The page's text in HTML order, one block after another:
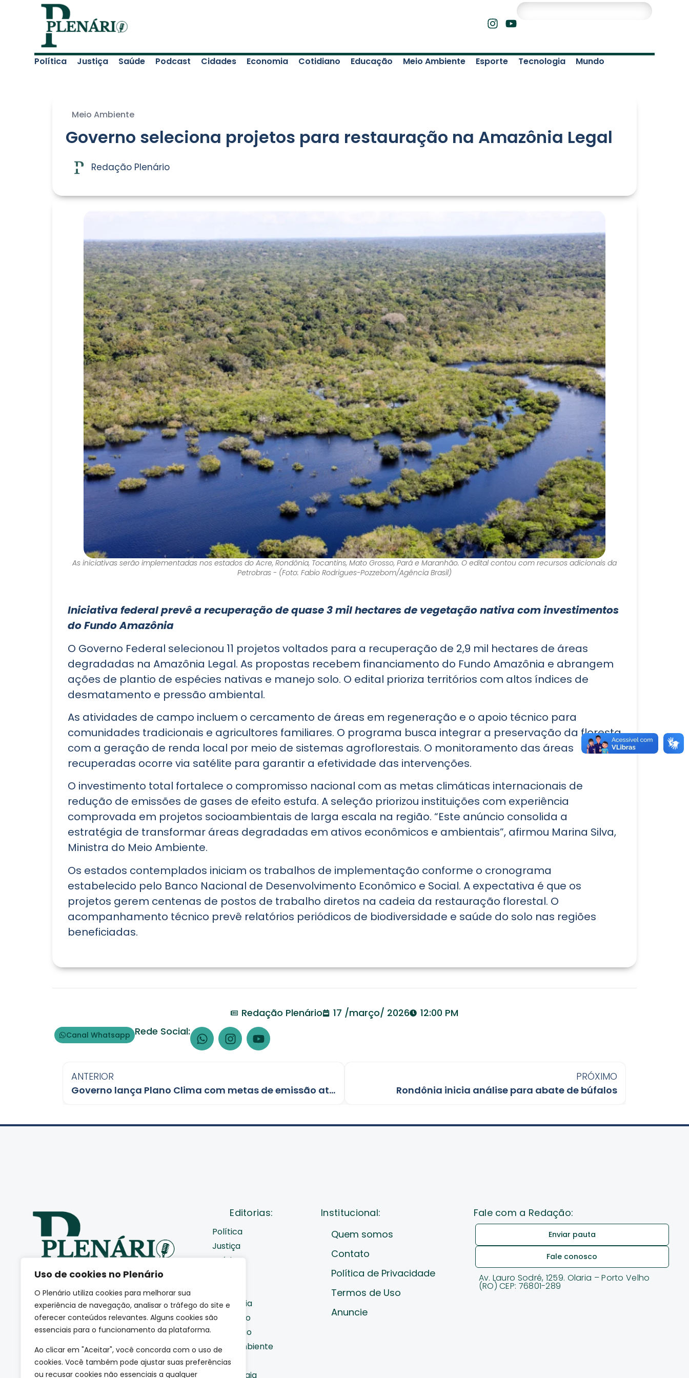
Uso de cookies no Plenário
O Plenário utiliza cookies para melhorar sua
experiência de navegação, analisar o tráfego do site e
oferecer conteúdos relevantes. Alguns cookies são
essenciais para o funcionamento da plataforma.
Ao clicar em "Aceitar", você concorda com o uso de
cookies. Você também pode ajustar suas preferências
ou recusar cookies não essenciais a qualquer
Política Justiça Saúde Podcast Cidades Economia Cotidiano Educação Meio Ambiente Esporte Tecnologia Mundo
Meio Ambiente
Governo seleciona projetos para restauração na Amazônia Legal
Redação Plenário
As iniciativas serão implementadas nos estados do Acre, Rondônia, Tocantins, Mato Grosso, Pará e Maranhão. O edital contou com recursos adicionais da
Petrobras - (Foto: Fabio Rodrigues-Pozzebom/Agência Brasil)
Iniciativa federal prevê a recuperação de quase 3 mil hectares de vegetação nativa com investimentos
do Fundo Amazônia
O Governo Federal selecionou 11 projetos voltados para a recuperação de 2,9 mil hectares de áreas
degradadas na Amazônia Legal. As propostas recebem financiamento do Fundo Amazônia e abrangem
ações de plantio de espécies nativas e manejo solo. O edital prioriza territórios com altos índices de
desmatamento e pressão ambiental.
As atividades de campo incluem o cercamento de áreas em regeneração e o apoio técnico para
comunidades tradicionais e agricultores familiares. O programa busca integrar a preservação da floresta
com a geração de renda local por meio de sistemas agroflorestais. O monitoramento das áreas
recuperadas ocorre via satélite para garantir a efetividade das intervenções.
O investimento total fortalece o compromisso nacional com as metas climáticas internacionais de
redução de emissões de gases de efeito estufa. A seleção priorizou instituições com experiência
comprovada em projetos socioambientais de larga escala na região. “Este anúncio consolida a
estratégia de transformar áreas degradadas em ativos econômicos e ambientais”, afirmou Marina Silva,
Ministra do Meio Ambiente.
Os estados contemplados iniciam os trabalhos de implementação conforme o cronograma
estabelecido pelo Banco Nacional de Desenvolvimento Econômico e Social. A expectativa é que os
projetos gerem centenas de postos de trabalho diretos na cadeia da restauração florestal. O
acompanhamento técnico prevê relatórios periódicos de biodiversidade e saúde do solo nas regiões
beneficiadas.
Redação Plenário 17 /março/ 2026 12:00 PM
Canal Whatsapp Rede Social:
ANTERIOR
Governo lança Plano Clima com metas de emissão até 2035
PRÓXIMO
Rondônia inicia análise para abate de búfalos
Somos uma agência de
jornalismo autoral que
acompanha de perto como a
sociedade se movimenta.
(CNPJ: 66.665.801/0001-84)
Editorias:
Política
Justiça
Saúde
Economia
Cotidiano
Educação
Meio Ambiente
Esporte
Tecnologia
Institucional:
Quem somos
Contato
Política de Privacidade
Termos de Uso
Anuncie
Fale com a Redação:
Enviar pauta
Fale conosco
Av. Lauro Sodré, 1259. Olaria – Porto Velho
(RO) CEP: 76801-289